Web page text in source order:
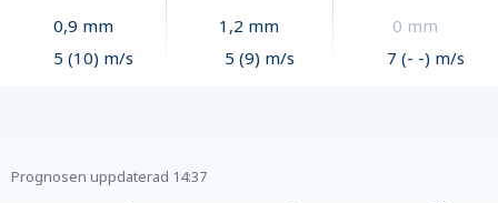
0,9 mm
5 (10) m/s
1,2 mm
5 (9) m/s
0 mm
7 (- -) m/s
Prognosen uppdaterad 14:37